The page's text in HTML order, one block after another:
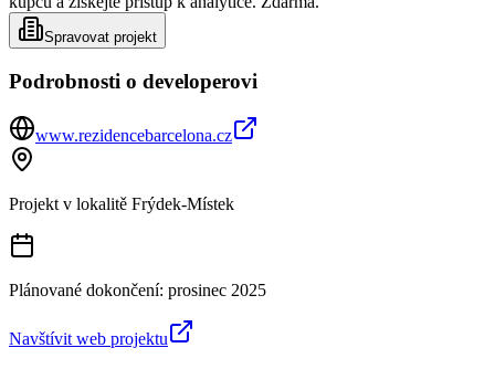
Spravovat projekt
Podrobnosti o developerovi
www.rezidencebarcelona.cz
Projekt v lokalitě Frýdek-Místek
Plánované dokončení: prosinec 2025
Navštívit web projektu